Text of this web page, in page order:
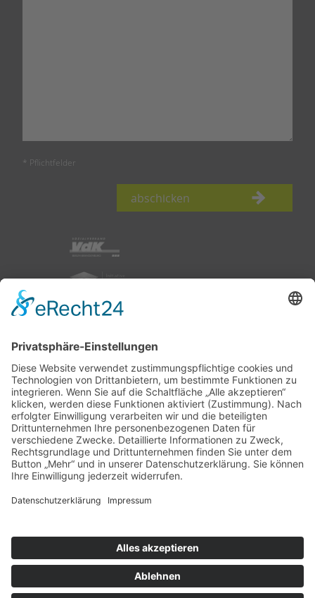
* Pflichtfelder
abschicken
nach oben
Impressum|Datenschutz
Ihnen gefällt, was Sie lesen?
X